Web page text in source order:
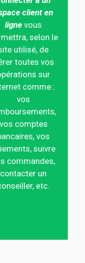
client en
ligne vous
selon le
utilisé, de
toutes vos
sur
comme :
vos
vos comptes
vos
suivre
commandes,
contacter un
etc.